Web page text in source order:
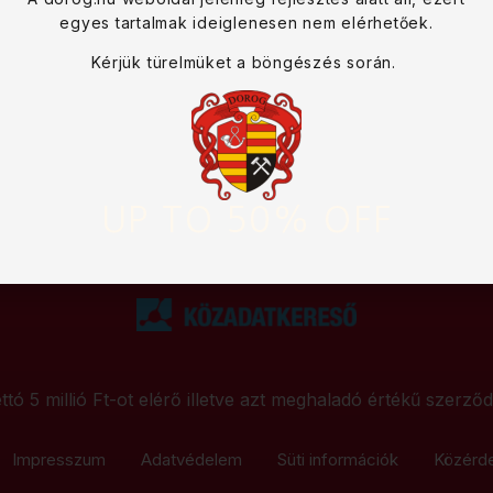
5 millió Ft-ot elérő illetve azt meghaladó értékű
Impresszum Adatvédelem Süti információk
egyes tartalmak ideiglenesen nem elérhetőek.
Kérjük türelmüket a böngészés során.